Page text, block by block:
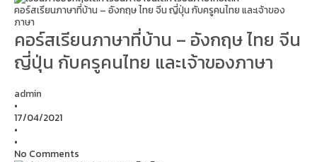
คอร์สเรียนภาษาที่บ้าน – อังกฤษ ไทย จีน ญี่ปุ่น กับครูคนไทย และเจ้าของ
ภาษา
คอร์สเรียนภาษาที่บ้าน – อังกฤษ ไทย จีน
ญี่ปุ่น กับครูคนไทย และเจ้าของภาษา
admin
•
17/04/2021
•
•
No Comments